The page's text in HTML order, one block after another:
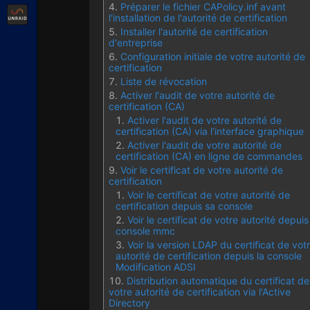
Préparer le fichier CAPolicy.inf avant
l'installation de l'autorité de certification
Installer l'autorité de certification
d'entreprise
Configuration initiale de votre autorité de
certification
Liste de révocation
Activer l'audit de votre autorité de
certification (CA)
Activer l'audit de votre autorité de
certification (CA) via l'interface graphique
Activer l'audit de votre autorité de
certification (CA) en ligne de commandes
Voir le certificat de votre autorité de
certification
Voir le certificat de votre autorité de
certification depuis sa console
Voir le certificat de votre autorité depuis
console mmc
Voir la version LDAP du certificat de
autorité de certification depuis la console
Modification ADSI
Distribution automatique du certificat de
votre autorité de certification via l'Active
Directory